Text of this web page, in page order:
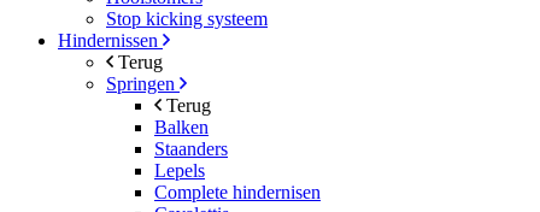
Stop kicking systeem
Hindernissen
Terug
Springen
Terug
Balken
Staanders
Lepels
Complete hindernisen